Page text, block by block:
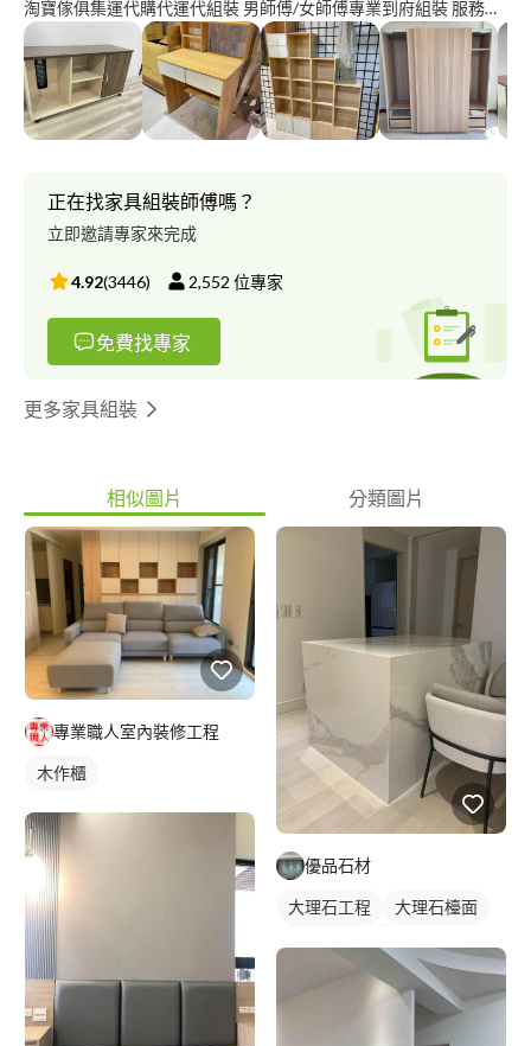
淘寶傢俱集運代購代運代組裝 男師傅/女師傅專業到府組裝 服務地
區：桃竹苗、彰中投、雲嘉 很高興為您服務、歡迎詢問價格都可
談 請提供產品照片與尺寸、組裝預算
正在找家具組裝師傅嗎？
立即邀請專家來完成
4.92(3446) 2,552 位專家
免費找專家
更多家具組裝
相似圖片 分類圖片
專業職人室內裝修工程
木作櫃
優品石材
大理石工程
大理石檯面